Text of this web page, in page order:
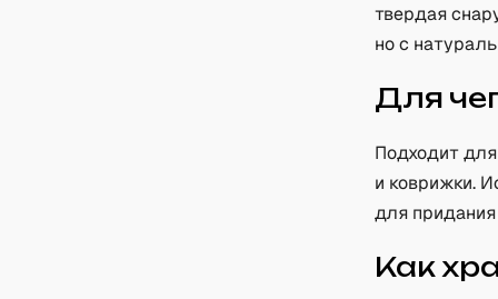
твердая
но с
Для
Подходит
и коврижки.
для придания
Как